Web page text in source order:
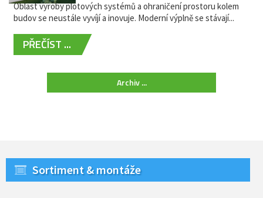
Oblast výroby plotových systémů a ohraničení prostoru kolem
budov se neustále vyvíjí a inovuje. Moderní výplně se stávají...
PŘEČÍST ...
Archiv ...
Sortiment & montáže